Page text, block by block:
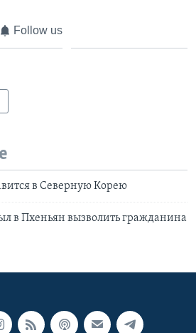
Follow us
в Северную Корею
в Пхеньян вызволить гражданина